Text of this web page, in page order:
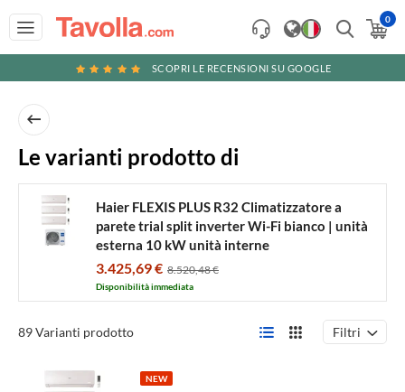
0
SCOPRI LE RECENSIONI SU GOOGLE
Le varianti prodotto di
FLEXIS
PLUS
R32
Climatizzatore
parete
trial
Haier FLEXIS PLUS R32 Climatizzatore a
parete trial split inverter Wi-Fi bianco | unità
esterna 10 kW unità interne
12000+12000+18000 BTU
3.425,69 € 8.520,48 €
Disponibilità immediata
89 Varianti prodotto Filtri
NEW